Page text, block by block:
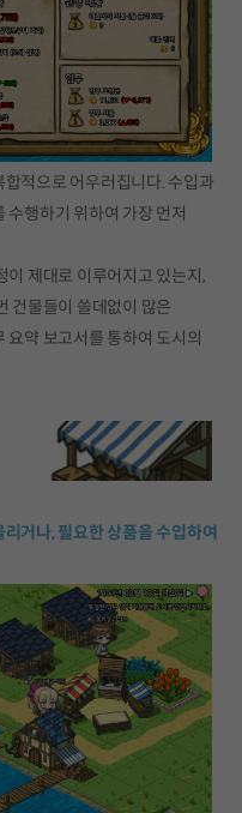
적으로 어우러집니다. 수입과
수행하기 위하여 가장 먼저
이 제대로 이루어지고 있는지,
건물들이 쓸데없이 많은
요약 보고서를 통하여 도시의
거나, 필요한 상품을 수입하여